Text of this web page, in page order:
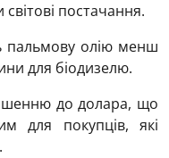
постачання.
пальмову олію менш
для біодизелю.
до долара, що
для покупців, які